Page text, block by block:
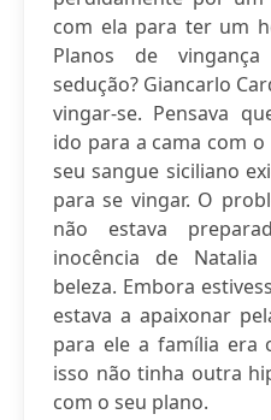
com ela para ter um
Planos de
sedução? Giancarlo
vingar-se. Pensava
ido para a cama com
seu sangue siciliano
para se vingar. O
não estava
inocência de
beleza. Embora
estava a apaixonar
para ele a família era
isso não tinha outra
com o seu plano.